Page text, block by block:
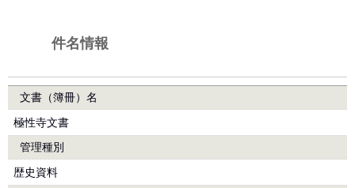
件名情報
文書（簿冊）名
極性寺文書
管理種別
歴史資料